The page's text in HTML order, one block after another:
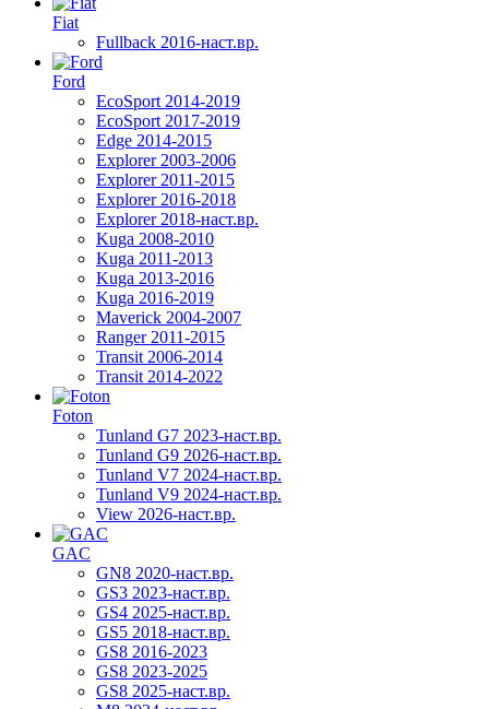
Fiat
Fullback 2016-наст.вр.
Ford
EcoSport 2014-2019
EcoSport 2017-2019
Edge 2014-2015
Explorer 2003-2006
Explorer 2011-2015
Explorer 2016-2018
Explorer 2018-наст.вр.
Kuga 2008-2010
Kuga 2011-2013
Kuga 2013-2016
Kuga 2016-2019
Maverick 2004-2007
Ranger 2011-2015
Transit 2006-2014
Transit 2014-2022
Foton
Tunland G7 2023-наст.вр.
Tunland G9 2026-наст.вр.
Tunland V7 2024-наст.вр.
Tunland V9 2024-наст.вр.
View 2026-наст.вр.
GAC
GN8 2020-наст.вр.
GS3 2023-наст.вр.
GS4 2025-наст.вр.
GS5 2018-наст.вр.
GS8 2016-2023
GS8 2023-2025
GS8 2025-наст.вр.